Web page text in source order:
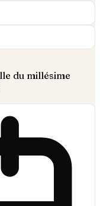
du millésime